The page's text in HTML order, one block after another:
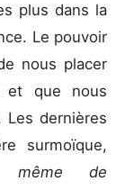
plus dans la
Le pouvoir
nous placer
et que nous
Les dernières
surmoïque,
même de